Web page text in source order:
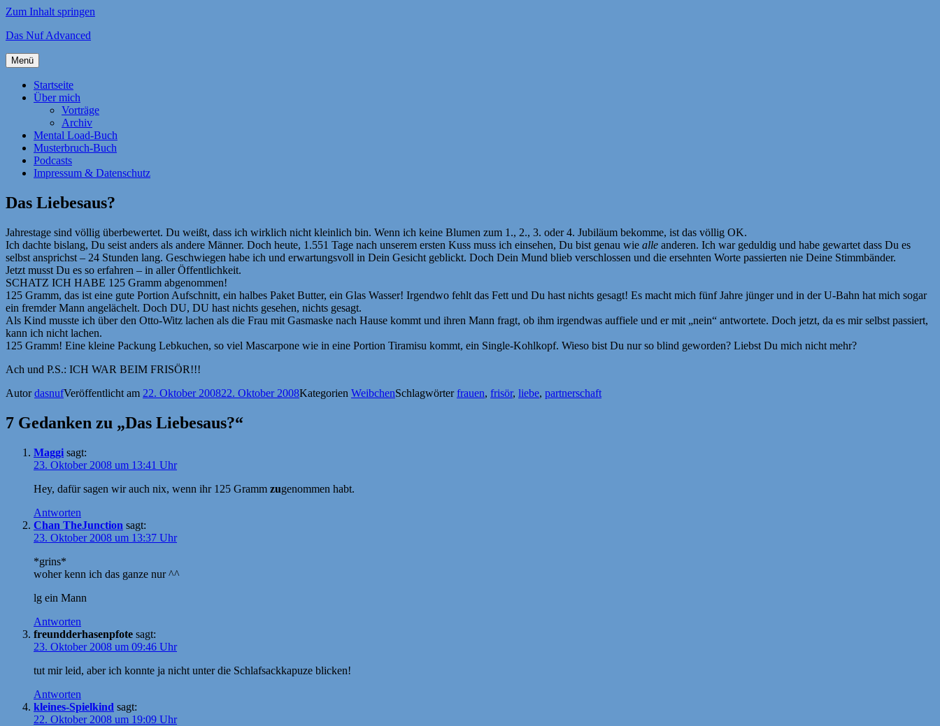
Zum Inhalt springen
Das Nuf Advanced
Menü
Startseite
Über mich
Vorträge
Archiv
Mental Load-Buch
Musterbruch-Buch
Podcasts
Impressum & Datenschutz
Das Liebesaus?
Jahrestage sind völlig überbewertet. Du weißt, dass ich wirklich nicht kleinlich bin. Wenn ich keine Blumen zum 1., 2., 3. oder 4. Jubiläum bekomme, ist das völlig OK.
Ich dachte bislang, Du seist anders als andere Männer. Doch heute, 1.551 Tage nach unserem ersten Kuss muss ich einsehen, Du bist genau wie alle anderen. Ich war geduldig und habe gewartet dass Du es
selbst ansprichst – 24 Stunden lang. Geschwiegen habe ich und erwartungsvoll in Dein Gesicht geblickt. Doch Dein Mund blieb verschlossen und die ersehnten Worte passierten nie Deine Stimmbänder.
Jetzt musst Du es so erfahren – in aller Öffentlichkeit.
SCHATZ ICH HABE 125 Gramm abgenommen!
125 Gramm, das ist eine gute Portion Aufschnitt, ein halbes Paket Butter, ein Glas Wasser! Irgendwo fehlt das Fett und Du hast nichts gesagt! Es macht mich fünf Jahre jünger und in der U-Bahn hat mich sogar
ein fremder Mann angelächelt. Doch DU, DU hast nichts gesehen, nichts gesagt.
Als Kind musste ich über den Otto-Witz lachen als die Frau mit Gasmaske nach Hause kommt und ihren Mann fragt, ob ihm irgendwas auffiele und er mit „nein“ antwortete. Doch jetzt, da es mir selbst passiert,
kann ich nicht lachen.
125 Gramm! Eine kleine Packung Lebkuchen, so viel Mascarpone wie in eine Portion Tiramisu kommt, ein Single-Kohlkopf. Wieso bist Du nur so blind geworden? Liebst Du mich nicht mehr?
Ach und P.S.: ICH WAR BEIM FRISÖR!!!
AutordasnufVeröffentlicht am 22. Oktober 200822. Oktober 2008Kategorien WeibchenSchlagwörterfrauen, frisör, liebe, partnerschaft
7 Gedanken zu „Das Liebesaus?“
Maggi sagt:
23. Oktober 2008 um 13:41 Uhr
Hey, dafür sagen wir auch nix, wenn ihr 125 Gramm zugenommen habt.
Antworten
Chan TheJunction sagt:
23. Oktober 2008 um 13:37 Uhr
*grins*
woher kenn ich das ganze nur ^^
lg ein Mann
Antworten
freundderhasenpfote sagt:
23. Oktober 2008 um 09:46 Uhr
tut mir leid, aber ich konnte ja nicht unter die Schlafsackkapuze blicken!
Antworten
kleines-Spielkind sagt:
22. Oktober 2008 um 19:09 Uhr